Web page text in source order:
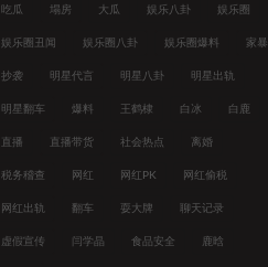
吃瓜 塌房 大瓜 娱乐八卦 娱乐圈
娱乐圈丑闻 娱乐圈八卦 娱乐圈爆料 家暴
抄袭 明星代言 明星八卦 明星出轨
明星翻车 爆料 王鹤棣 白冰 白鹿
直播 直播带货 社会热点 离婚
税务稽查 网红 网红PK 网红偷税
网红出轨 翻车 耍大牌 聊天记录
虚假宣传 闫学晶 食品安全 鹿晗